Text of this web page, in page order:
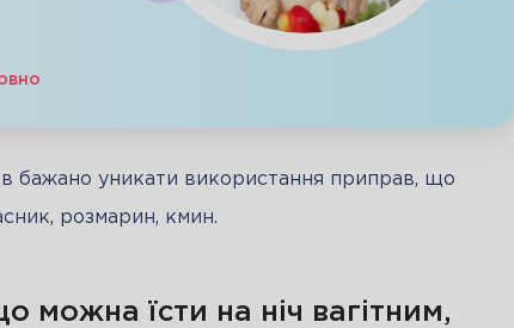
бажано уникати використання приправ, що
розмарин, кмин.
можна їсти на ніч вагітним,